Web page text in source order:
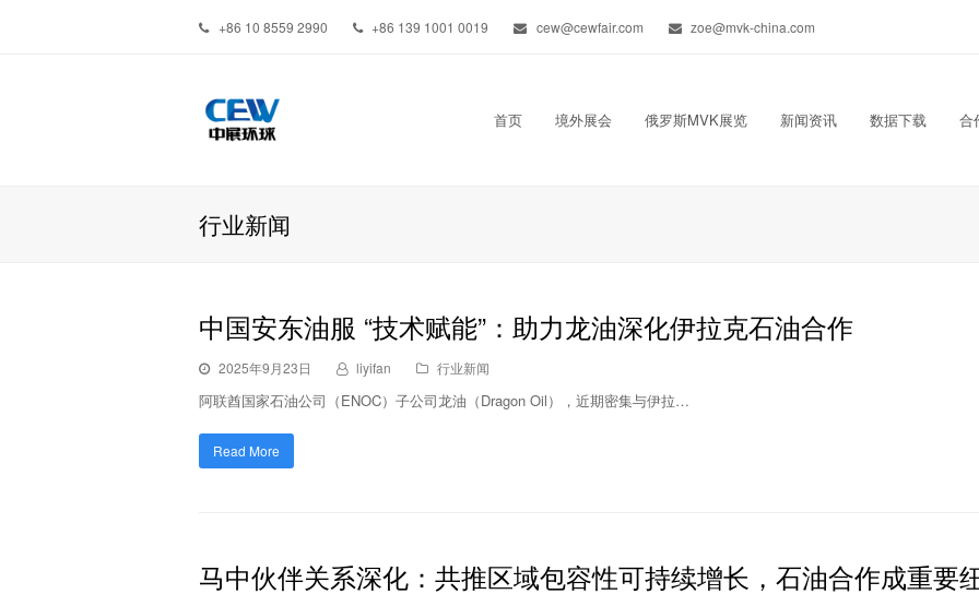
+86 10 8559 2990 +86 139 1001 0019 cew@cewfair.com zoe@mvk-china.com
首页 境外展会 俄罗斯MVK展览 新闻资讯 数据下载 合
行业新闻
中国安东油服 “技术赋能”：助力龙油深化伊拉克石油合作
2025年9月23日 liyifan 行业新闻
阿联酋国家石油公司（ENOC）子公司龙油（Dragon Oil），近期密集与伊拉…
Read More
马中伙伴关系深化：共推区域包容性可持续增长，石油合作成重要